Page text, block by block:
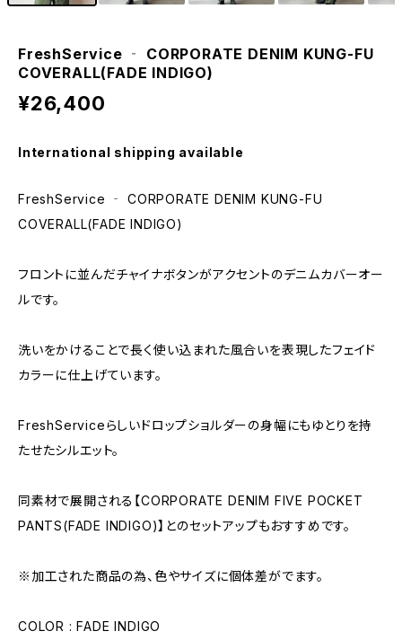
FreshService ‐ CORPORATE DENIM KUNG-FU
COVERALL(FADE INDIGO)
¥26,400
International shipping available
FreshService ‐ CORPORATE DENIM KUNG-FU
COVERALL(FADE INDIGO)
フロントに並んだチャイナボタンがアクセントのデニムカバーオー
ルです。
洗いをかけることで長く使い込まれた風合いを表現したフェイド
カラーに仕上げています。
FreshServiceらしいドロップショルダーの身幅にもゆとりを持
たせたシルエット。
同素材で展開される【CORPORATE DENIM FIVE POCKET
PANTS(FADE INDIGO)】とのセットアップもおすすめです。
※加工された商品の為、色やサイズに個体差がでます。
COLOR : FADE INDIGO